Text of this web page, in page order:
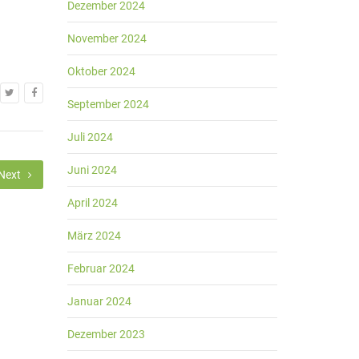
Dezember 2024
November 2024
Oktober 2024
September 2024
Juli 2024
Juni 2024
April 2024
März 2024
Februar 2024
Januar 2024
Dezember 2023